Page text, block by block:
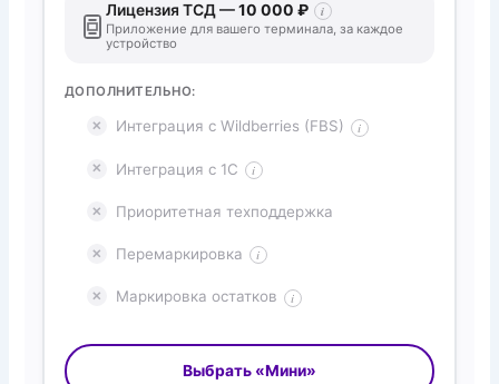
Лицензия ТСД —10 000 ₽ i
Приложение для вашего терминала, за каждое
устройство
ДОПОЛНИТЕЛЬНО:
Интеграция с Wildberries (FBS) i
Интеграция с 1С i
Приоритетная техподдержка
Перемаркировка i
Маркировка остатков i
Выбрать «Мини»